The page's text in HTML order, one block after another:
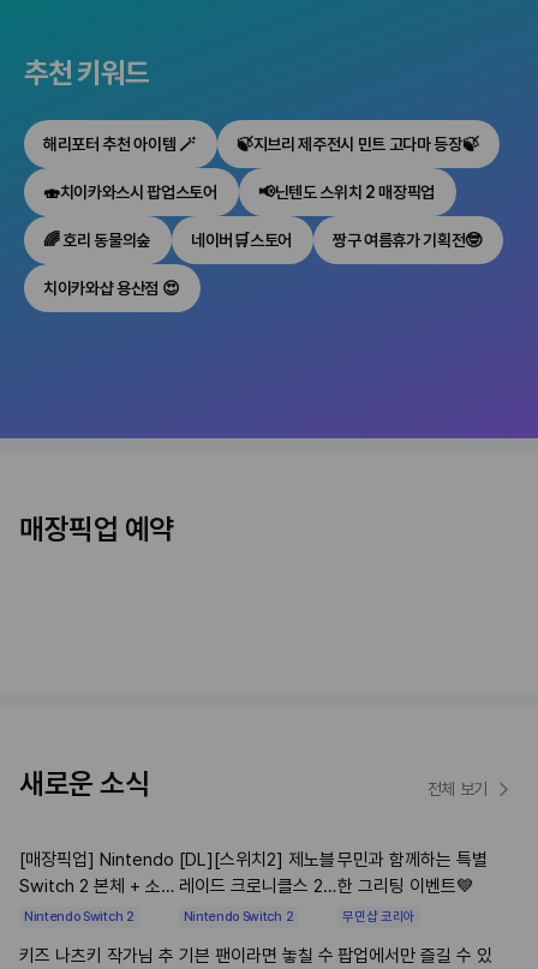
추천 키워드
해리포터 추천 아이템 🪄 🍃지브리 제주전시 민트 고다마 등장🍃
🍣치이카와스시 팝업스토어 📢닌텐도 스위치 2 매장픽업
🌈 호리 동물의숲 네이버🛒스토어 짱구 여름휴가 기획전🤓
치이카와샵 용산점 😍
매장픽업 예약
새로운 소식 전체 보기
[매장픽업] Nintendo
Switch 2 본체 + 소프
트웨어 세트 예약 안내
Nintendo Switch 2
[DL][스위치2] 제노블
레이드 크로니클스 2
스위치 2 에디션 업그
Nintendo Switch 2
무민과 함께하는 특별
한 그리팅 이벤트💙
무민샵 코리아
키즈 나츠키 작가님 추 기븐 팬이라면 놓칠 수 팝업에서만 즐길 수 있